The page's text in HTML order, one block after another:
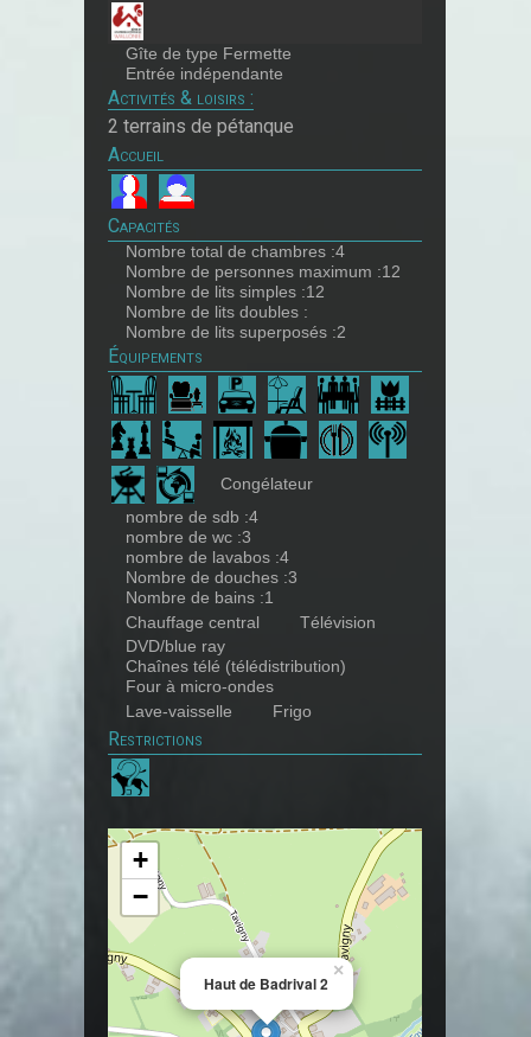
Gîte de type Fermette
Entrée indépendante
Activités & loisirs :
2 terrains de pétanque
Accueil
Capacités
Nombre total de chambres :4
Nombre de personnes maximum :12
Nombre de lits simples :12
Nombre de lits doubles :
Nombre de lits superposés :2
Équipements
Congélateur
nombre de sdb :4
nombre de wc :3
nombre de lavabos :4
Nombre de douches :3
Nombre de bains :1
Chauffage central
Télévision
DVD/blue ray
Chaînes télé (télédistribution)
Four à micro-ondes
Lave-vaisselle
Frigo
Restrictions
Haut de Badrival 2
×
+
−